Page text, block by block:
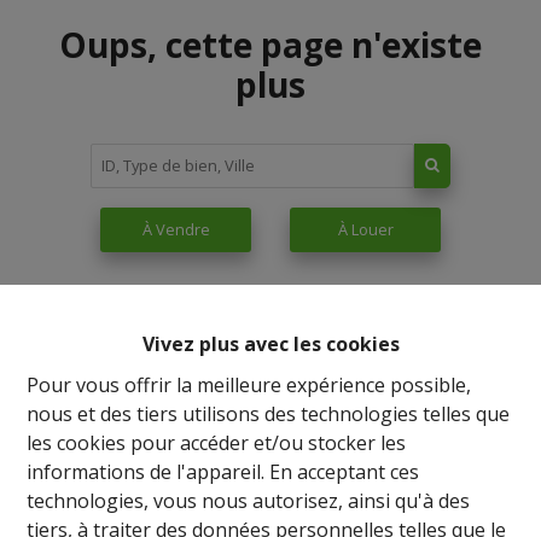
Vivez plus avec les cookies
Pour vous offrir la meilleure expérience possible,
nous et des tiers utilisons des technologies telles que
les cookies pour accéder et/ou stocker les
informations de l'appareil. En acceptant ces
technologies, vous nous autorisez, ainsi qu'à des
tiers, à traiter des données personnelles telles que le
Oups, cette page n'existe
plus
À Vendre À Louer